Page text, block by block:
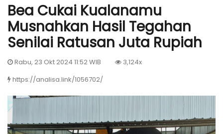
Bea Cukai Kualanamu
Musnahkan Hasil Tegahan
Senilai Ratusan Juta Rupiah
Rabu, 23 Okt 2024 11:52 WIB
3,124x
https://analisa.link/1056702/